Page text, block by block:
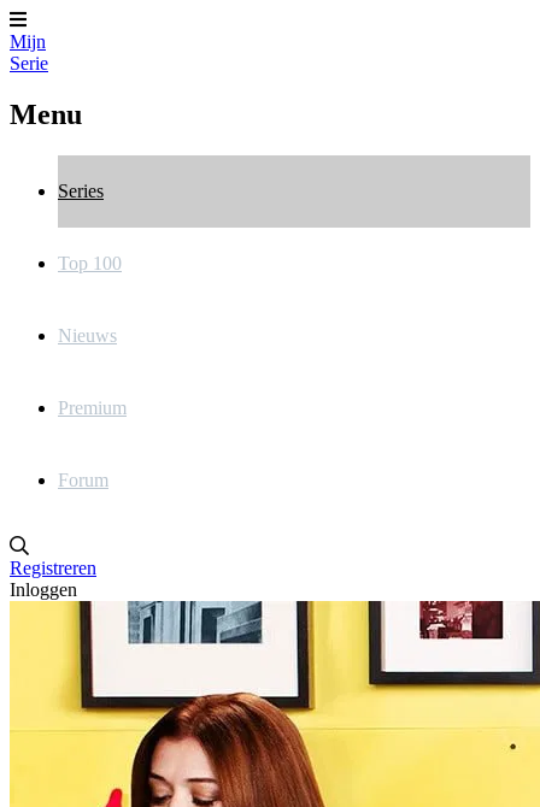
Mijn
Serie
Menu
Series
Top 100
Nieuws
Premium
Forum
Registreren
Inloggen